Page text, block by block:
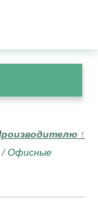
↑
/Офисные